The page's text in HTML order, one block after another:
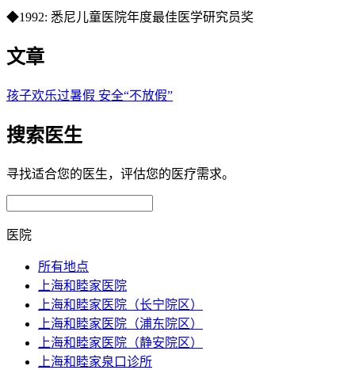
◆1992: 悉尼儿童医院年度最佳医学研究员奖
文章
孩子欢乐过暑假 安全“不放假”
搜索医生
寻找适合您的医生，评估您的医疗需求。
医院
所有地点
上海和睦家医院
上海和睦家医院（长宁院区）
上海和睦家医院（浦东院区）
上海和睦家医院（静安院区）
上海和睦家泉口诊所